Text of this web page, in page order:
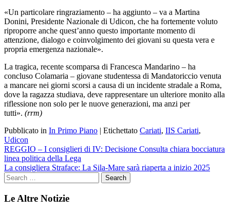
«Un particolare ringraziamento – ha aggiunto – va a Martina
Donini, Presidente Nazionale di Udicon, che ha fortemente voluto
riproporre anche quest’anno questo importante momento di
attenzione, dialogo e coinvolgimento dei giovani su questa vera e
propria emergenza nazionale».
La tragica, recente scomparsa di Francesca Mandarino – ha
concluso Colamaria – giovane studentessa di Mandatoriccio venuta
a mancare nei giorni scorsi a causa di un incidente stradale a Roma,
dove la ragazza studiava, deve rappresentare un ulteriore monito alla
riflessione non solo per le nuove generazioni, ma anzi per
tutti». (rrm)
Pubblicato in In Primo Piano | Etichettato Cariati, IIS Cariati,
Udicon
Navigazione
articoli
REGGIO – I consiglieri di IV: Decisione Consulta chiara bocciatura
linea politica della Lega
La consigliera Straface: La Sila-Mare sarà riaperta a inizio 2025
Le Altre Notizie